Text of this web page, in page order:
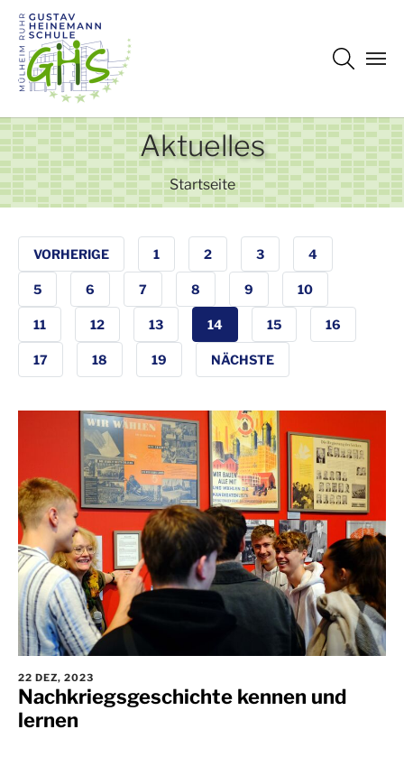
Zum Hauptinhalt springen
Aktuelles
Sie sind hier:
Startseite
VORHERIGE 1 2 3 4
5 6 7 8 9 10
11 12 13 14 15 16
17 18 19 NÄCHSTE
22 DEZ, 2023
Nachkriegsgeschichte kennen und
lernen